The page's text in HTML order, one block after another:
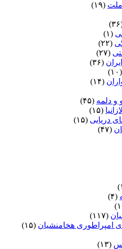
(۱۹)
(۱)
(۲۲)
(۲۷)
(۳۶)
(۱۰)
(۱۴)
و دلمه (۴۵)
(۱۵)
دریایی (۱۵)
(۴۷)
(۴)
(۱۱۷)
امپراطوری هخامنشیان (۱۵)
(۱۳)